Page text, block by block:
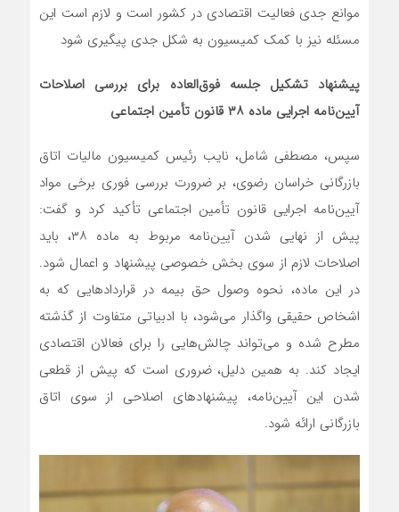
موانع جدی فعالیت اقتصادی در کشور است و لازم است این
مسئله نیز با کمک کمیسیون به شکل جدی پیگیری شود
پیشنهاد تشکیل جلسه فوق‌العاده برای بررسی اصلاحات
آیین‌نامه اجرایی ماده ۳۸ قانون تأمین اجتماعی
سپس، مصطفی شامل، نایب رئیس کمیسیون مالیات اتاق
بازرگانی خراسان رضوی، بر ضرورت بررسی فوری برخی مواد
آیین‌نامه اجرایی قانون تأمین اجتماعی تأکید کرد و گفت:
پیش از نهایی شدن آیین‌نامه مربوط به ماده ۳۸، باید
اصلاحات لازم از سوی بخش خصوصی پیشنهاد و اعمال شود.
در این ماده، نحوه وصول حق بیمه در قراردادهایی که به
اشخاص حقیقی واگذار می‌شود، با ادبیاتی متفاوت از گذشته
مطرح شده و می‌تواند چالش‌هایی را برای فعالان اقتصادی
ایجاد کند. به همین دلیل، ضروری است که پیش از قطعی
شدن این آیین‌نامه، پیشنهادهای اصلاحی از سوی اتاق
بازرگانی ارائه شود.